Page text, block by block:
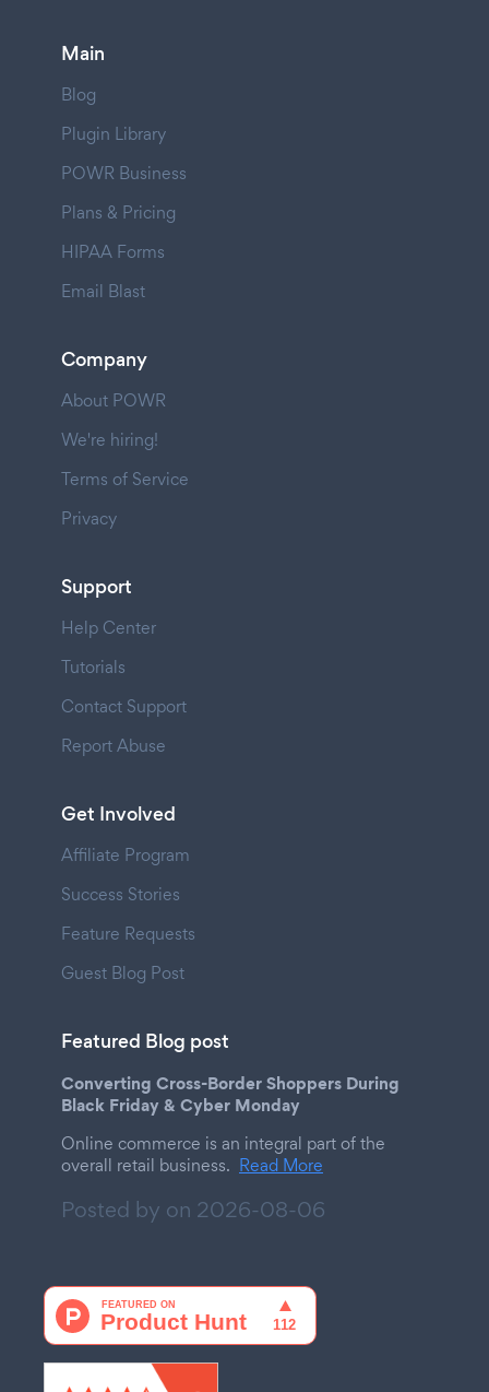
Main
Blog
Plugin Library
POWR Business
Plans & Pricing
HIPAA Forms
Email Blast
Company
About POWR
We're hiring!
Terms of Service
Privacy
Support
Help Center
Tutorials
Contact Support
Report Abuse
Get Involved
Affiliate Program
Success Stories
Feature Requests
Guest Blog Post
Featured Blog post
Converting Cross-Border Shoppers During
Black Friday & Cyber Monday
Online commerce is an integral part of the
overall retail business. Read More
Posted by on 2026-08-06